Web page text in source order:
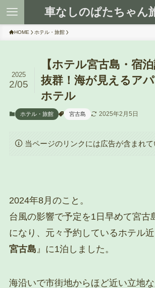
車なしのぱたちゃん
HOME ホテル・旅館
【ホテル宮古島・宿
抜群！海が見えるア
ホテル
2025
2/05
ホテル・旅館 宮古島 2025年2月5日
当ページのリンクには広告が含まれて
2024年8月のこと。
台風の影響で予定を1日早めて宮古
になり、元々予約しているホテル
宮古島 』に1泊しました。
海沿いで市街地からほど近い立地